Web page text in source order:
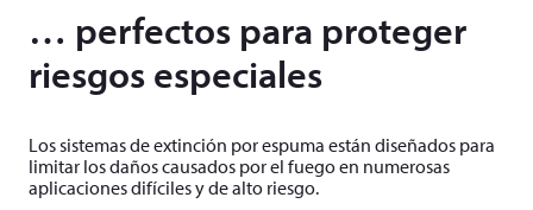
… perfectos para proteger
riesgos especiales
Los sistemas de extinción por espuma están diseñados para
limitar los daños causados por el fuego en numerosas
aplicaciones difíciles y de alto riesgo.